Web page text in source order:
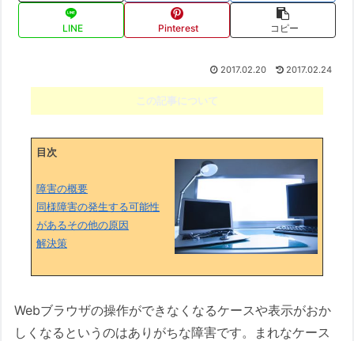
LINE Pinterest コピー
2017.02.20 2017.02.24
この記事について
目次
障害の概要
同様障害の発生する可能性
があるその他の原因
解決策
Webブラウザの操作ができなくなるケースや表示がおか
しくなるというのはありがちな障害です。まれなケース